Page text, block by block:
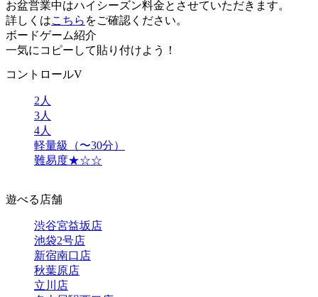
お盆営業中はハイシーズン料金とさせていただきます。
詳しくはこちら をご確認ください。
ボードゲーム紹介
一気にコピーして貼り付けよう！
コントロールV
2人
3人
4人
軽量級（〜30分）
難易度★☆☆
遊べる店舗
渋谷宮益坂店
池袋2号店
新宿南口店
秋葉原店
立川店